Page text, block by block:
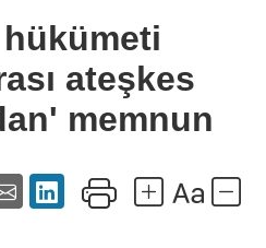
ateşkes
memnun